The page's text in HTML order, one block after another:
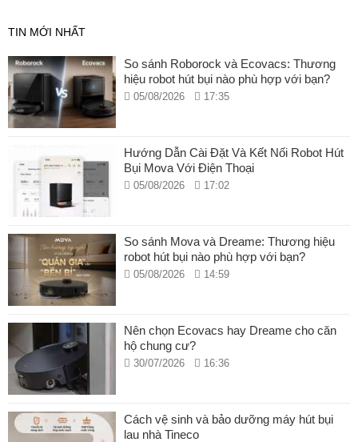
TIN MỚI NHẤT
So sánh Roborock và Ecovacs: Thương
hiệu robot hút bụi nào phù hợp với bạn?
05/08/2026 17:35
Hướng Dẫn Cài Đặt Và Kết Nối Robot Hút
Bụi Mova Với Điện Thoại
05/08/2026 17:02
So sánh Mova và Dreame: Thương hiệu
robot hút bụi nào phù hợp với bạn?
05/08/2026 14:59
Nên chọn Ecovacs hay Dreame cho căn
hộ chung cư?
30/07/2026 16:36
Cách vệ sinh và bảo dưỡng máy hút bụi
lau nhà Tineco